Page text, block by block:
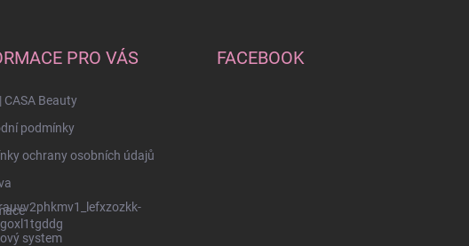
PRO VÁS
CASA Beauty
podmínky
ochrany osobních údajů
system
FACEBOOK